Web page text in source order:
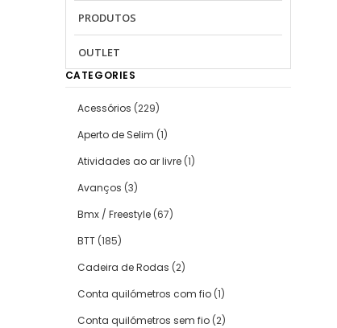
PRODUTOS
OUTLET
CATEGORIES
Acessórios (229)
Aperto de Selim (1)
Atividades ao ar livre (1)
Avanços (3)
Bmx / Freestyle (67)
BTT (185)
Cadeira de Rodas (2)
Conta quilómetros com fio (1)
Conta quilómetros sem fio (2)